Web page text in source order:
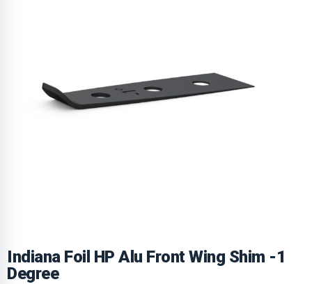
Indiana Foil HP Alu Front Wing Shim -1
Degree